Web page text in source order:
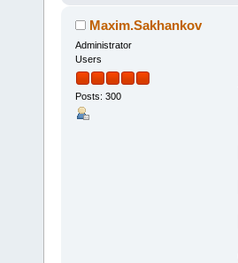
Maxim.Sakhankov
Administrator
Users
Posts: 300